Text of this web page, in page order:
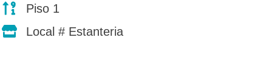
Piso 1
Local # Estanteria